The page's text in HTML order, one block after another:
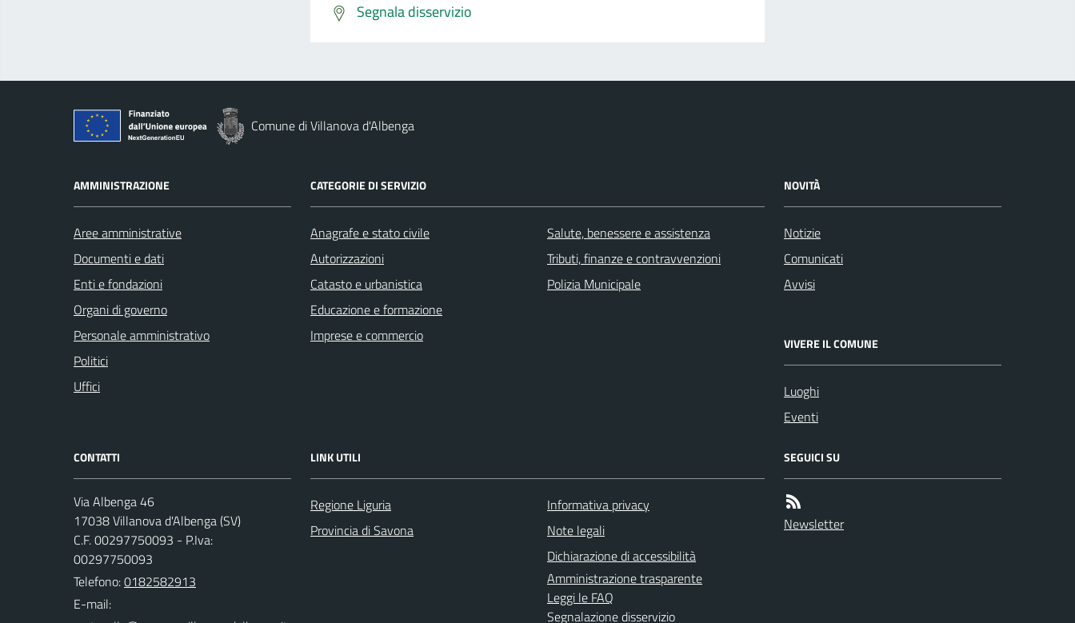
Segnala disservizio
Comune di Villanova d'Albenga
AMMINISTRAZIONE
Aree amministrative
Documenti e dati
Enti e fondazioni
Organi di governo
Personale amministrativo
Politici
Uffici
CATEGORIE DI SERVIZIO
Anagrafe e stato civile
Autorizzazioni
Catasto e urbanistica
Educazione e formazione
Imprese e commercio
Salute, benessere e assistenza
Tributi, finanze e contravvenzioni
Polizia Municipale
NOVITÀ
Notizie
Comunicati
Avvisi
VIVERE IL COMUNE
Luoghi
Eventi
CONTATTI
Via Albenga 46
17038 Villanova d'Albenga (SV)
C.F. 00297750093 - P.Iva:
00297750093
Telefono:0182582913
E-mail:
LINK UTILI
Regione Liguria
Provincia di Savona
Informativa privacy
Note legali
Dichiarazione di accessibilità
Amministrazione trasparente
Leggi le FAQ
Segnalazione disservizio
SEGUICI SU
Newsletter